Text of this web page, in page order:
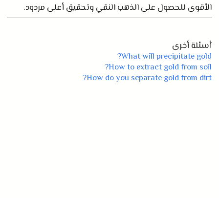
الأقوى للحصول على الذهب النقي وتحقيق أعلى مردود.
أسئلة أخرى
What will precipitate gold?
How to extract gold from soil?
How do you separate gold from dirt?